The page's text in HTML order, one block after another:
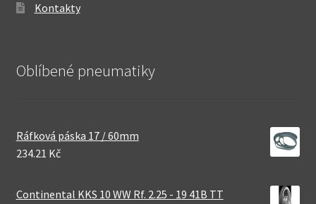
Kontakty
Oblíbené pneumatiky
Ráfková páska 17 / 60mm
234.21 Kč
Continental KKS 10 WW Rf. 2.25 - 19 41B TT